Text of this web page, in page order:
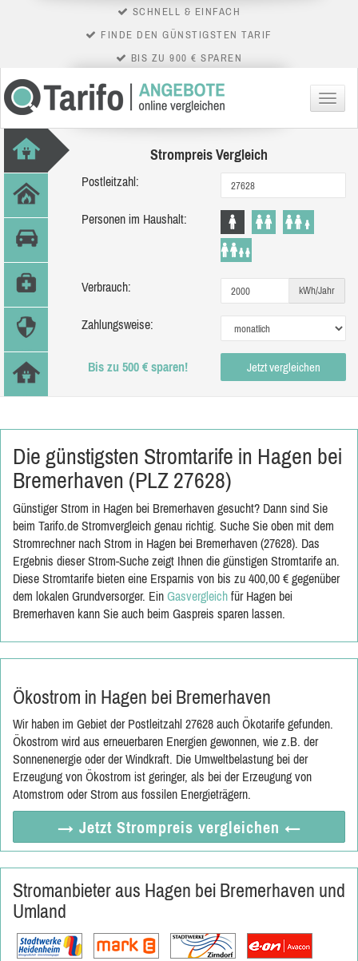
SCHNELL & EINFACH
FINDE DEN GÜNSTIGSTEN TARIF
BIS ZU 900 € SPAREN
Menü
Strompreis Vergleich
Postleitzahl:
Personen im Haushalt:
Verbrauch: kWh/Jahr
Zahlungsweise:
Bis zu 500 € sparen! Jetzt vergleichen
Die günstigsten Stromtarife in Hagen bei
Bremerhaven (PLZ 27628)
Günstiger Strom in Hagen bei Bremerhaven gesucht? Dann sind Sie
beim Tarifo.de Stromvergleich genau richtig. Suche Sie oben mit dem
Stromrechner nach Strom in Hagen bei Bremerhaven (27628). Das
Ergebnis dieser Strom-Suche zeigt Ihnen die günstigen Stromtarife an.
Diese Stromtarife bieten eine Ersparnis von bis zu 400,00 € gegenüber
dem lokalen Grundversorger. Ein Gasvergleich für Hagen bei
Bremerhaven kann Sie auch beim Gaspreis sparen lassen.
Ökostrom in Hagen bei Bremerhaven
Wir haben im Gebiet der Postleitzahl 27628 auch Ökotarife gefunden.
Ökostrom wird aus erneuerbaren Energien gewonnen, wie z.B. der
Sonnenenergie oder der Windkraft. Die Umweltbelastung bei der
Erzeugung von Ökostrom ist geringer, als bei der Erzeugung von
Atomstrom oder Strom aus fossilen Energieträgern.
→ Jetzt Strompreis vergleichen ←
Stromanbieter aus Hagen bei Bremerhaven und
Umland